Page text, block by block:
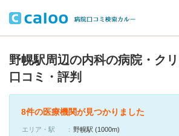
野幌駅周辺の内科の病院・ク
口コミ・評判
8件の医療機関が見つかりました
エリア・駅
野幌駅 (1000m)